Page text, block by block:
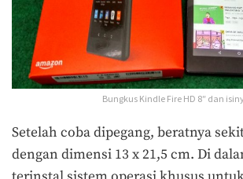
Bungkus Kindle Fire HD 8″ dan
Setelah coba dipegang, beratnya
dengan dimensi 13 x 21,5 cm. Di